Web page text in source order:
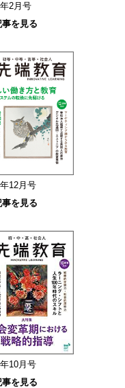
2月号
事を見る
12月号
事を見る
10月号
事を見る